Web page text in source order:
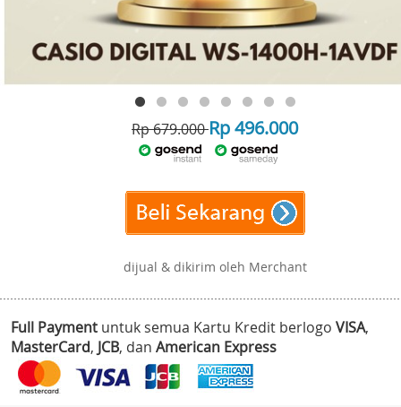
Rp 679.000Rp 496.000
dijual & dikirim oleh Merchant
Full Payment untuk semua Kartu Kredit berlogo VISA,
MasterCard, JCB, dan American Express